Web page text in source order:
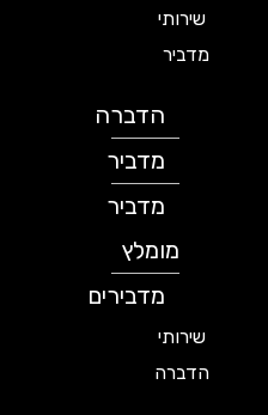
שירותי
מדביר
הדברה
מדביר
מדביר
מומלץ
מדבירים
שירותי
הדברה